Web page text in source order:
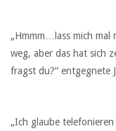
„Hmmm…lass mich mal
weg, aber das hat sich
fragst du?“ entgegnete
„Ich glaube